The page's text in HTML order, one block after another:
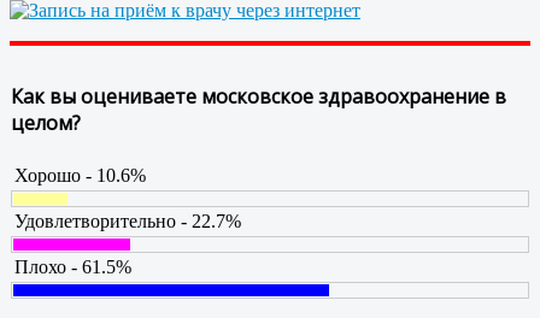
Как вы оцениваете московское здравоохранение в
целом?
Хорошо - 10.6%
Удовлетворительно - 22.7%
Плохо - 61.5%